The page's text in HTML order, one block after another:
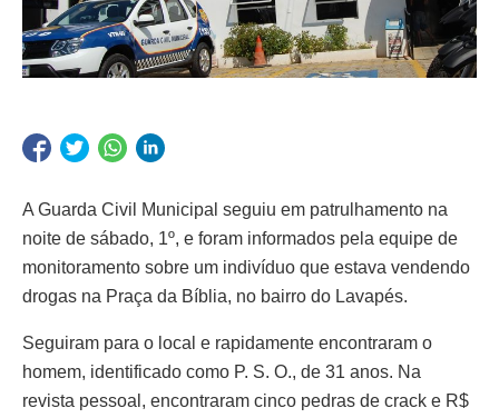
A Guarda Civil Municipal seguiu em patrulhamento na
noite de sábado, 1º, e foram informados pela equipe de
monitoramento sobre um indivíduo que estava vendendo
drogas na Praça da Bíblia, no bairro do Lavapés.
Seguiram para o local e rapidamente encontraram o
homem, identificado como P. S. O., de 31 anos. Na
revista pessoal, encontraram cinco pedras de crack e R$